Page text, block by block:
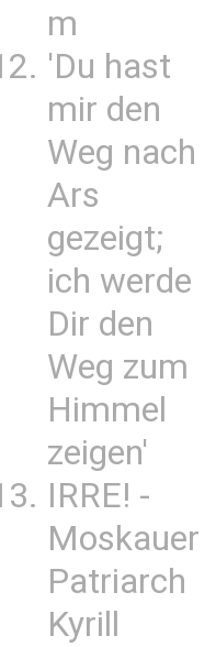
m
'Du hast
mir den
Weg nach
Ars
gezeigt;
ich werde
Dir den
Weg zum
Himmel
zeigen'
IRRE! -
Moskauer
Patriarch
Kyrill